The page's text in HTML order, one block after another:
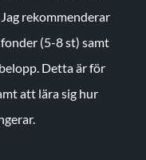
rekommenderar
(5-8 st) samt
Detta är för
att lära sig hur